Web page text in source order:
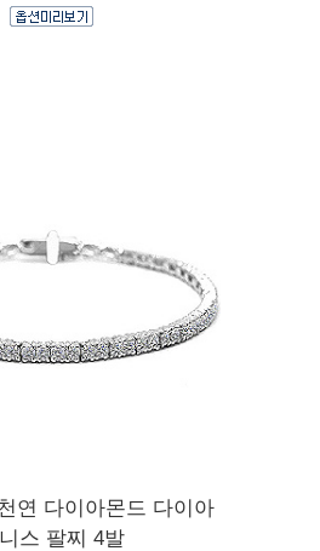
연 다이아몬드 다이아
스 팔찌 4발